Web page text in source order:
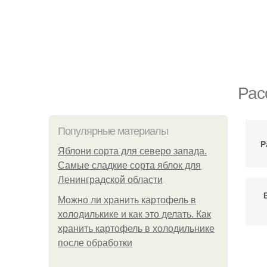
Популярные материалы
Яблони сорта для северо запада.
Самые сладкие сорта яблок для
Ленинградской области
Можно ли хранить картофель в
холодилькике и как это делать. Как
хранить картофель в холодильнике
после обработки